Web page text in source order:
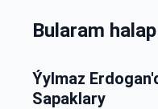
Bularam
Ýylmaz
Sapaklary